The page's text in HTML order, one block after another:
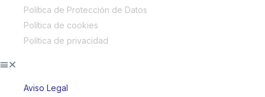
Política de Protección de Datos
Política de cookies
Política de privacidad
Aviso Legal